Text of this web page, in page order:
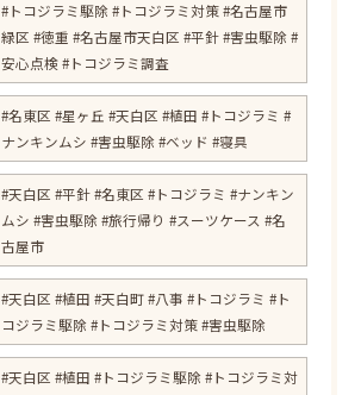
#トコジラミ駆除 #トコジラミ対策 #名古屋市
緑区 #徳重 #名古屋市天白区 #平針 #害虫駆除 #
安心点検 #トコジラミ調査
#名東区 #星ヶ丘 #天白区 #植田 #トコジラミ #
ナンキンムシ #害虫駆除 #ベッド #寝具
#天白区 #平針 #名東区 #トコジラミ #ナンキン
ムシ #害虫駆除 #旅行帰り #スーツケース #名
古屋市
#天白区 #植田 #天白町 #八事 #トコジラミ #ト
コジラミ駆除 #トコジラミ対策 #害虫駆除
#天白区 #植田 #トコジラミ駆除 #トコジラミ対